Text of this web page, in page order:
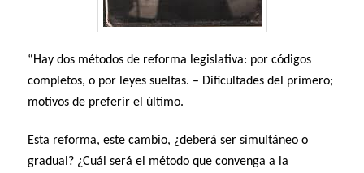
“Hay dos métodos de reforma legislativa: por códigos
completos, o por leyes sueltas. – Dificultades del primero;
motivos de preferir el último.
Esta reforma, este cambio, ¿deberá ser simultáneo o
gradual? ¿Cuál será el método que convenga a la